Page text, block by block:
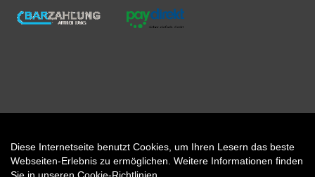
Diese Internetseite benutzt Cookies, um Ihren Lesern das beste
Webseiten-Erlebnis zu ermöglichen. Weitere Informationen finden
Auftrag widerrufen